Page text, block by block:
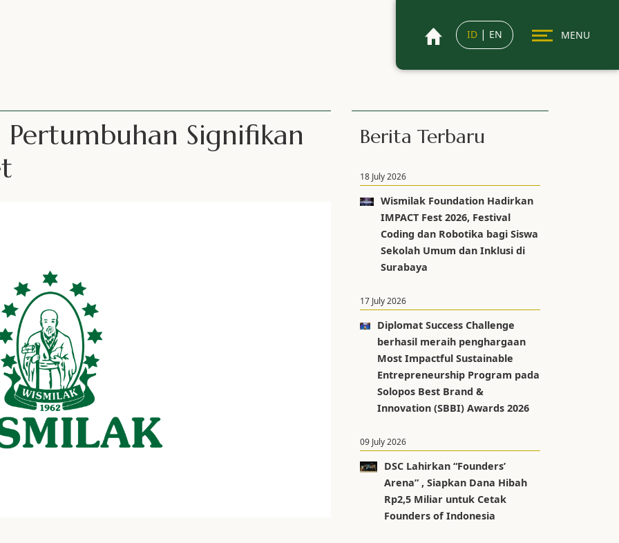
ID | EN MENU
Signifikan
Berita Terbaru
18 July 2026
Wismilak Foundation Hadirkan
IMPACT Fest 2026, Festival
Coding dan Robotika bagi Siswa
Sekolah Umum dan Inklusi di
Surabaya
17 July 2026
Diplomat Success Challenge
berhasil meraih penghargaan
Most Impactful Sustainable
Entrepreneurship Program pada
Solopos Best Brand &
Innovation (SBBI) Awards 2026
09 July 2026
DSC Lahirkan “Founders’
Arena” , Siapkan Dana Hibah
Rp2,5 Miliar untuk Cetak
Founders of Indonesia